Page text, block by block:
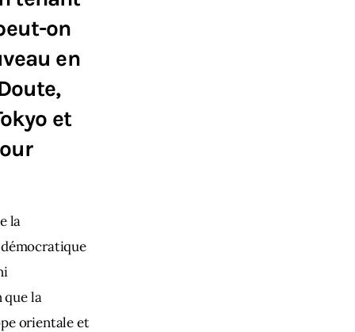
on
en
et
la
que la
orientale et